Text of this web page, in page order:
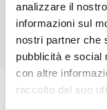
analizzare il
informazioni sul
nostri partner che
pubblicità e social
con altre
raccolto dal suo